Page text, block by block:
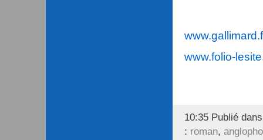
www.folio-
10:35 Publié
: roman,